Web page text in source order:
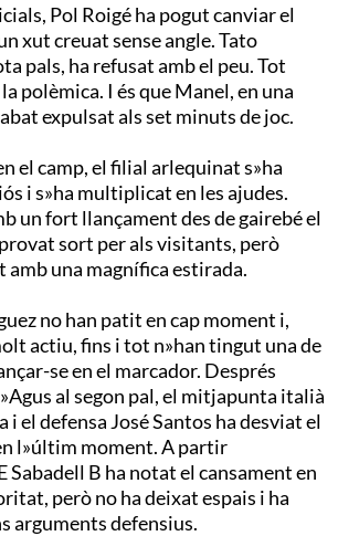
Pol Roigé ha pogut canviar el
xut creuat sense angle. Tato
pals, ha refusat amb el peu. Tot
polèmica. I és que Manel, en una
expulsat als set minuts de joc.
el camp, el filial arlequinat s»ha
i s»ha multiplicat en les ajudes.
un fort llançament des de gairebé el
sort per als visitants, però
amb una magnífica estirada.
no han patit en cap moment i,
actiu, fins i tot n»han tingut una de
se en el marcador. Després
al segon pal, el mitjapunta italià
i el defensa José Santos ha desviat el
l»últim moment. A partir
Sabadell B ha notat el cansament en
però no ha deixat espais i ha
arguments defensius.